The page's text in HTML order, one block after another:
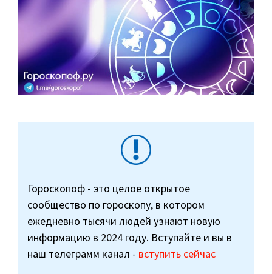
Гороскопоф - это целое открытое
сообщество по гороскопу, в котором
ежедневно тысячи людей узнают новую
информацию в 2024 году. Вступайте и вы в
наш телеграмм канал - вступить сейчас